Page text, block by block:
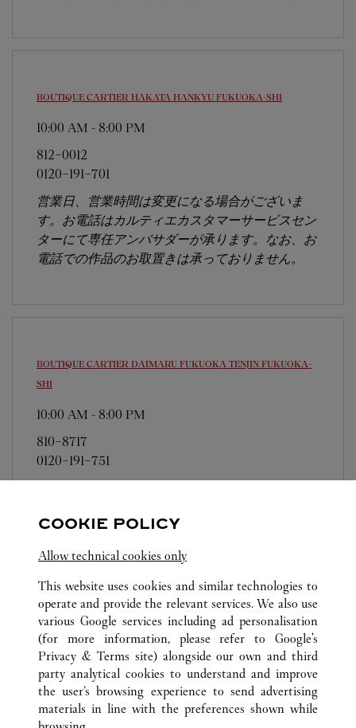
BOUTIQUE CARTIER HAKATA HANKYU FUKUOKA-SHI
10:00 AM - 8:00 PM
812-0012
0120-191-701
営業日、営業時間は変更になる場合がございま
す。お電話はカルティエカスタマーサービスセン
ターにて専任アンバサダーが承ります。なお、お
電話での作品のお取置きは承っておりません。
BOUTIQUE CARTIER DAIMARU FUKUOKA TENJIN FUKUOKA-
SHI
10:00 AM - 8:00 PM
810-8717
0120-191-751
ターにて専任アンバサダーが承ります。なお、お
ALL CARTIER LOCATIONS JAPAN
FUKUOKA
FUKUOKA-SHI
COOKIE POLICY
Allow technical cookies only
This website uses cookies and similar technologies to
operate and provide the relevant services. We also use
various Google services including ad personalisation
(for more information, please refer to Google's
Privacy & Terms site) alongside our own and third
party analytical cookies to understand and improve
the user’s browsing experience to send advertising
materials in line with the preferences shown while